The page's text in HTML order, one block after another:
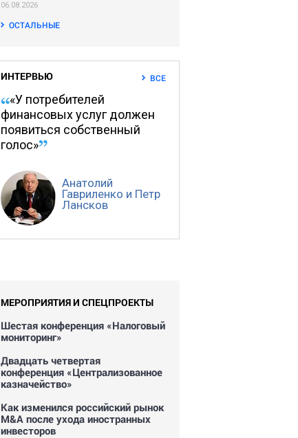
06.08.2026
ОСТАЛЬНЫЕ
ИНТЕРВЬЮ ВСЕ
«У потребителей
финансовых услуг должен
появиться собственный
голос»
Анатолий
Гавриленко и Петр
Лансков
МЕРОПРИЯТИЯ И СПЕЦПРОЕКТЫ
Шестая конференция «Налоговый
мониторинг»
Двадцать четвертая
конференция «Централизованное
казначейство»
Как изменился российский рынок
M&A после ухода иностранных
инвесторов